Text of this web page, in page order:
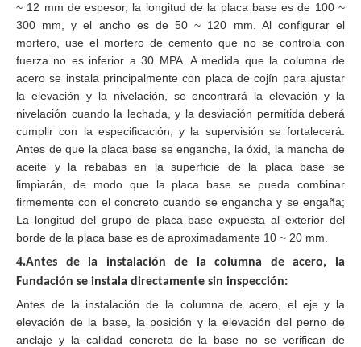
~ 12 mm de espesor, la longitud de la placa base es de 100 ~
300 mm, y el ancho es de 50 ~ 120 mm. Al configurar el
mortero, use el mortero de cemento que no se controla con
fuerza no es inferior a 30 MPA. A medida que la columna de
acero se instala principalmente con placa de cojín para ajustar
la elevación y la nivelación, se encontrará la elevación y la
nivelación cuando la lechada, y la desviación permitida deberá
cumplir con la especificación, y la supervisión se fortalecerá.
Antes de que la placa base se enganche, la óxid, la mancha de
aceite y la rebabas en la superficie de la placa base se
limpiarán, de modo que la placa base se pueda combinar
firmemente con el concreto cuando se engancha y se engaña;
La longitud del grupo de placa base expuesta al exterior del
borde de la placa base es de aproximadamente 10 ~ 20 mm.
4.Antes de la instalación de la columna de acero, la
Fundación se instala directamente sin inspección:
Antes de la instalación de la columna de acero, el eje y la
elevación de la base, la posición y la elevación del perno de
anclaje y la calidad concreta de la base no se verifican de